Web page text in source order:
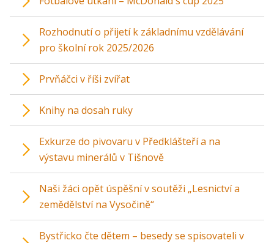
Rozhodnutí o přijetí k základnímu vzdělávání
pro školní rok 2025/2026
Prvňáčci v říši zvířat
Knihy na dosah ruky
Exkurze do pivovaru v Předklášteří a na
výstavu minerálů v Tišnově
Naši žáci opět úspěšní v soutěži „Lesnictví a
zemědělství na Vysočině“
Bystřicko čte dětem – besedy se spisovateli v